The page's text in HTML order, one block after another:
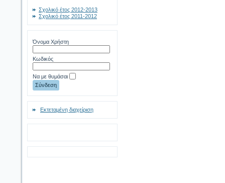
Σχολικό έτος 2012-2013
Σχολικό έτος 2011-2012
Όνομα Χρήστη
Κωδικός
Να με θυμάσαι
Εκτεταμένη διαχείριση